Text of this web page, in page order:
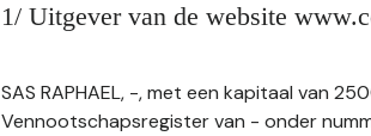
1/ Uitgever van de website
SAS RAPHAEL, -, met een kapitaal van
Vennootschapsregister van - onder